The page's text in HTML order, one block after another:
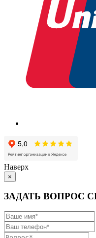
Наверх
×
ЗАДАТЬ ВОПРОС